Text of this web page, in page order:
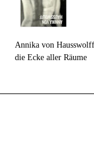
Annika von
die Ecke aller Räume